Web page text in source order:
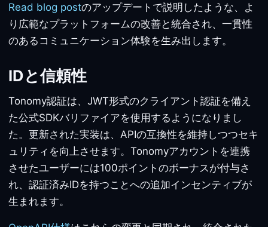
Read blog postのアップデートで説明したような、よ
り広範なプラットフォームの改善と統合され、一貫性
のあるコミュニケーション体験を生み出します。
IDと信頼性
Tonomy認証は、JWT形式のクライアント認証を備え
た公式SDKバリファイアを使用するようになりまし
た。更新された実装は、APIの互換性を維持しつつセキ
ュリティを向上させます。Tonomyアカウントを連携
させたユーザーには100ポイントのボーナスが付与さ
れ、認証済みIDを持つことへの追加インセンティブが
生まれます。